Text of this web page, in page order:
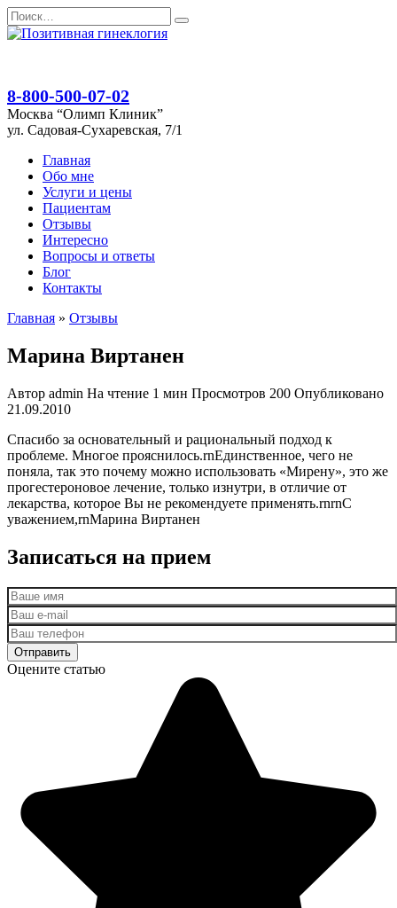
Перейти
к
Search
for:
8-800-500-07-02
Москва “Олимп Клиник”
ул. Садовая-Сухаревская, 7/1
Главная
Обо мне
Услуги и цены
Пациентам
Отзывы
Интересно
Вопросы и ответы
Блог
Контакты
Главная » Отзывы
Марина Виртанен
Автор admin На чтение 1 мин Просмотров 200 Опубликовано
21.09.2010
Спасибо за основательный и рациональный подход к
проблеме. Многое прояснилось.rnЕдинственное, чего не
поняла, так это почему можно использовать «Мирену», это же
прогестероновое лечение, только изнутри, в отличие от
лекарства, которое Вы не рекомендуете применять.rnrnС
уважением,rnМарина Виртанен
Записаться на прием
Оцените статью